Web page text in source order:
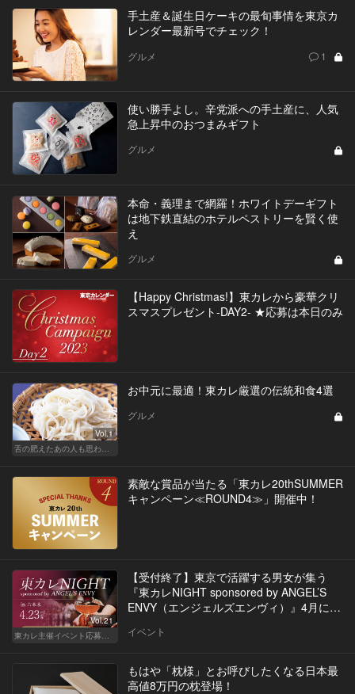
手土産＆誕生日ケーキの最旬事情を東京カ
レンダー最新号でチェック！
グルメ 1
使い勝手よし。辛党派への手土産に、人気
急上昇中のおつまみギフト
グルメ
本命・義理まで網羅！ホワイトデーギフト
は地下鉄直結のホテルペストリーを賢く使
え
グルメ
【Happy Christmas!】東カレから豪華クリ
スマスプレゼント-DAY2- ★応募は本日のみ
Vol.1
お中元に最適！東カレ厳選の伝統和食4選
グルメ
素敵な賞品が当たる「東カレ20thSUMMER
キャンペーン≪ROUND4≫」開催中！
Vol.21
【受付終了】東京で活躍する男女が集う
『東カレNIGHT sponsored by ANGEL’S
ENVY（エンジェルズエンヴィ）』4月に開
イベント
もはや「枕様」とお呼びしたくなる日本最
高値8万円の枕登場！